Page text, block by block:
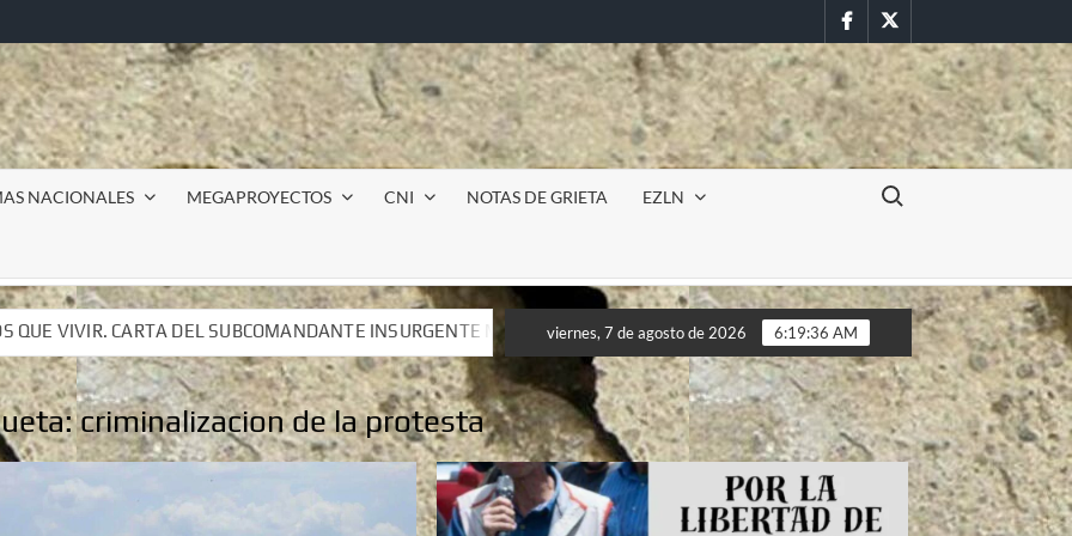
FacebookTwitter
NACIONALES MEGAPROYECTOS CNI NOTAS DE GRIETA EZLN
Buscar:
INSURGENTE MOISÉS A LUIS DE TAVIRA
Incursión militar en la UAEM (Morelos) durante paro estudiantil
INSURGENTE MOISÉS A LUIS DE TAVIRA
Incursión militar en la UAEM (Morelos) durante paro estudiantil
viernes, 7 de agosto de 2026 6:19:39 AM
criminalizacion de la protesta